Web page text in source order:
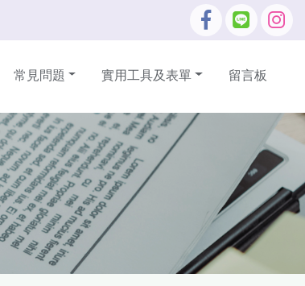
常見問題 實用工具及表單 留言板